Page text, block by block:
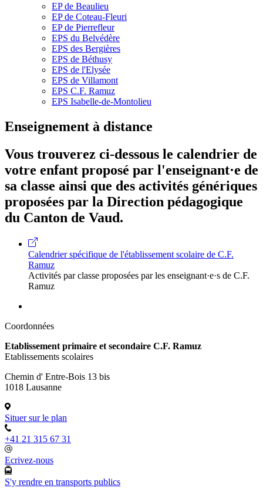
EP de Beaulieu
EP de Coteau-Fleuri
EP de Pierrefleur
EPS du Belvédère
EPS des Bergières
EPS de Béthusy
EPS de l'Elysée
EPS de Villamont
EPS C.F. Ramuz
EPS Isabelle-de-Montolieu
Enseignement à distance
Vous trouverez ci-dessous le calendrier de
votre enfant proposé par l'enseignant·e de
sa classe ainsi que des activités génériques
proposées par la Direction pédagogique
du Canton de Vaud.
Calendrier spécifique de l'établissement scolaire de C.F.
Ramuz
Activités par classe proposées par les enseignant·e·s de C.F.
Ramuz
Coordonnées
Etablissement primaire et secondaire C.F. Ramuz
Etablissements scolaires
Chemin d' Entre-Bois 13 bis
1018 Lausanne
Situer sur le plan
+41 21 315 67 31
Ecrivez-nous
S'y rendre en transports publics